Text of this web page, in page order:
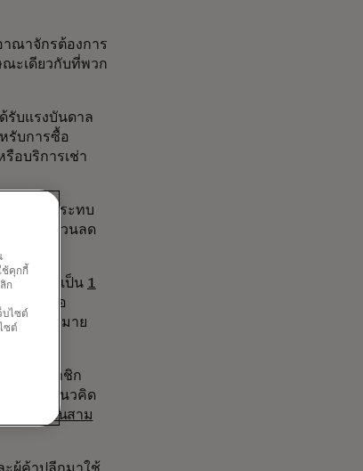
ณาจักรต้องการ
ณะเดียวกับที่พวก
รับแรงบันดาล
รับการซื้อ
อบริการเช่า
ฑ์ที่มีผลกระทบ
ลกเป็นส่วนลด
ดอลลาร์เป็น 1
เพิ่มขึ้นต่อ
ทางกฎหมาย
สมัครสมาชิก
มพัฒนาแนวคิด
กถึงหนึ่งในสาม
ช้คุกกี้
ก
บไซต์
ซต์